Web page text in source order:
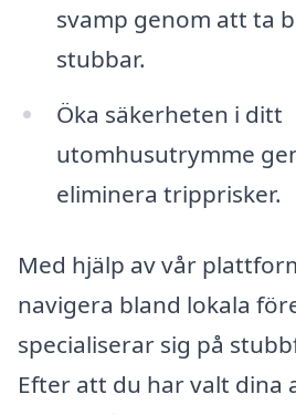
svamp genom att ta
stubbar.
Öka säkerheten i ditt
utomhusutrymme
eliminera tripprisker.
Med hjälp av vår
navigera bland lokala
specialiserar sig på
Efter att du har valt dina